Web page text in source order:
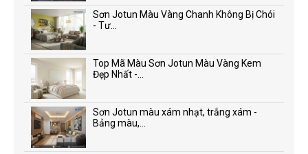
Sơn Jotun Màu Vàng Chanh Không Bị Chói
- Tư...
Top Mã Màu Sơn Jotun Màu Vàng Kem
Đẹp Nhất -...
Sơn Jotun màu xám nhạt, trắng xám -
Bảng màu,...